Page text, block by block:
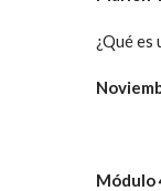
¿Qué
Módulo